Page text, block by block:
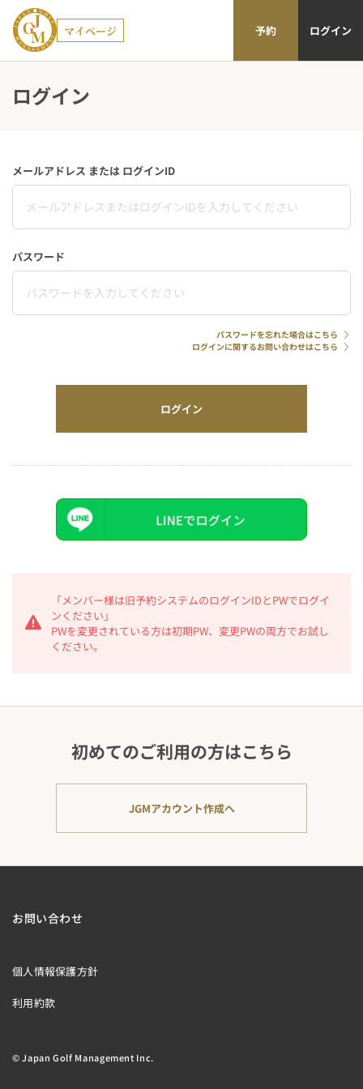
マイページ 予約 ログイン
ログイン
メールアドレス または ログインID
パスワード
パスワードを忘れた場合はこちら
ログインに関するお問い合わせはこちら
ログイン
「メンバー様は旧予約システムのログインIDとPWでログイ
ンください」
PWを変更されている方は初期PW、変更PWの両方でお試し
ください。
初めてのご利用の方はこちら
JGMアカウント作成へ
お問い合わせ
個人情報保護方針
利用約款
© Japan Golf Management Inc.